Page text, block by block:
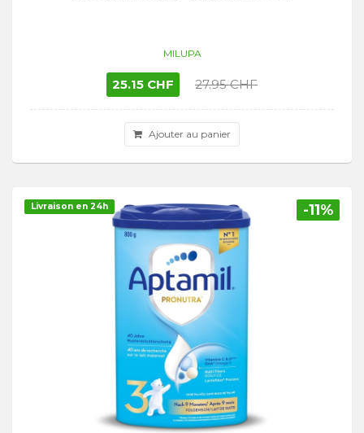
MILUPA
25.15 CHF 27.95 CHF
Ajouter au panier
Livraison en 24h -11%